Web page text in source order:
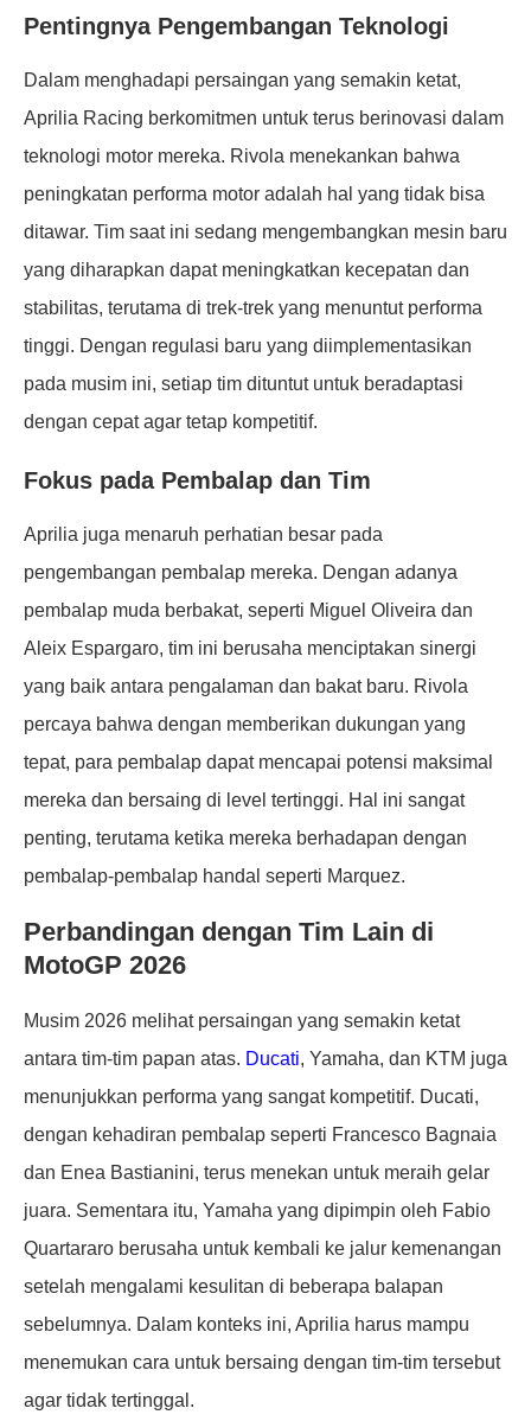
Pentingnya Pengembangan Teknologi
Dalam menghadapi persaingan yang semakin ketat,
Aprilia Racing berkomitmen untuk terus berinovasi dalam
teknologi motor mereka. Rivola menekankan bahwa
peningkatan performa motor adalah hal yang tidak bisa
ditawar. Tim saat ini sedang mengembangkan mesin baru
yang diharapkan dapat meningkatkan kecepatan dan
stabilitas, terutama di trek-trek yang menuntut performa
tinggi. Dengan regulasi baru yang diimplementasikan
pada musim ini, setiap tim dituntut untuk beradaptasi
dengan cepat agar tetap kompetitif.
Fokus pada Pembalap dan Tim
Aprilia juga menaruh perhatian besar pada
pengembangan pembalap mereka. Dengan adanya
pembalap muda berbakat, seperti Miguel Oliveira dan
Aleix Espargaro, tim ini berusaha menciptakan sinergi
yang baik antara pengalaman dan bakat baru. Rivola
percaya bahwa dengan memberikan dukungan yang
tepat, para pembalap dapat mencapai potensi maksimal
mereka dan bersaing di level tertinggi. Hal ini sangat
penting, terutama ketika mereka berhadapan dengan
pembalap-pembalap handal seperti Marquez.
Perbandingan dengan Tim Lain di
MotoGP 2026
Musim 2026 melihat persaingan yang semakin ketat
antara tim-tim papan atas. Ducati, Yamaha, dan KTM juga
menunjukkan performa yang sangat kompetitif. Ducati,
dengan kehadiran pembalap seperti Francesco Bagnaia
dan Enea Bastianini, terus menekan untuk meraih gelar
juara. Sementara itu, Yamaha yang dipimpin oleh Fabio
Quartararo berusaha untuk kembali ke jalur kemenangan
setelah mengalami kesulitan di beberapa balapan
sebelumnya. Dalam konteks ini, Aprilia harus mampu
menemukan cara untuk bersaing dengan tim-tim tersebut
agar tidak tertinggal.